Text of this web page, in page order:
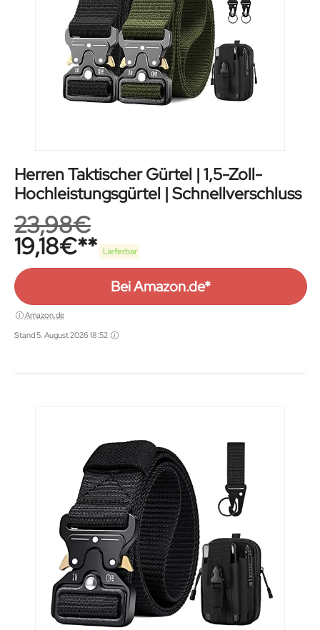
Herren Taktischer Gürtel | 1,5-Zoll-
Hochleistungsgürtel | Schnellverschluss
23,98€
19,18€ Lieferbar
Bei Amazon.de*
Amazon.de
Stand 5. August 2026 18:52